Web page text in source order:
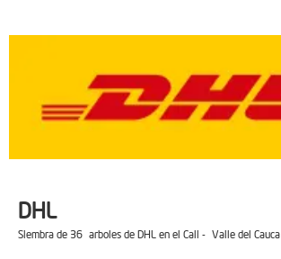
DHL
Siembra de 36 arboles de DHL en el Cali - Valle del Cauca